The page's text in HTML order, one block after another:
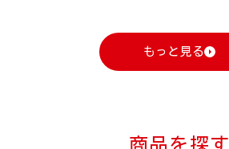
もっと見る
商品を探す